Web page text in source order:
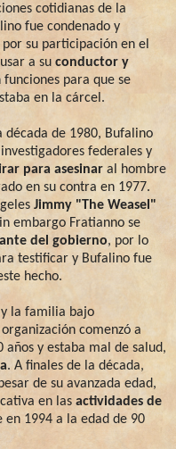
cotidianas de la
fue condenado y
su participación en el
a su conductor y
para que se
en la cárcel.
década de 1980, Bufalino
federales y
para asesinar al hombre
en su contra en 1977.
Jimmy "The Weasel"
embargo Fratianno se
del gobierno, por lo
testificar y Bufalino fue
hecho.
la familia bajo
comenzó a
y estaba mal de salud,
. A finales de la década,
de su avanzada edad,
en las actividades de
1994 a la edad de 90